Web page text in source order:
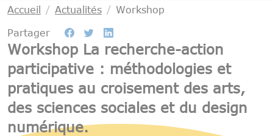
Accueil Actualités Workshop
Partager
Workshop La recherche-action
participative : méthodologies et
pratiques au croisement des arts,
des sciences sociales et du design
numérique.